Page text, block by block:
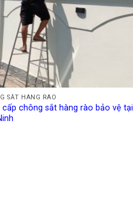
SẮT HÀNG RÀO
cấp chông sắt hàng rào bảo vệ tại